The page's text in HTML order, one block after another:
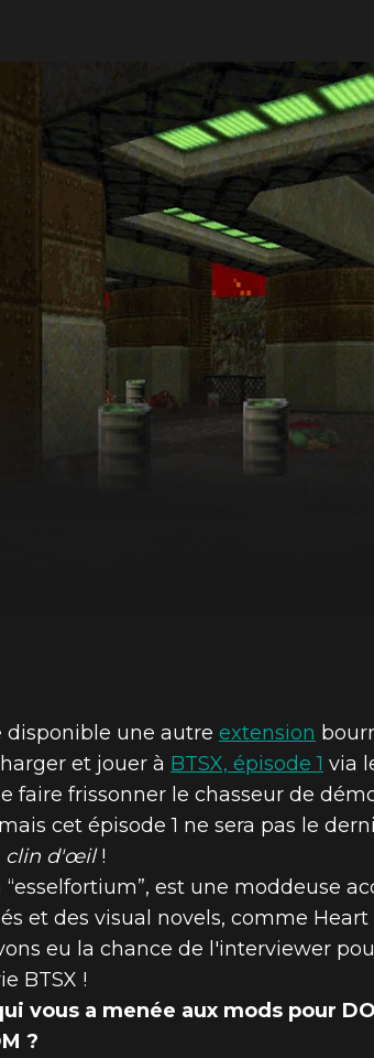
disponible une autre extension
et jouer à BTSX, épisode 1 via
faire frissonner le chasseur de
cet épisode 1 ne sera pas le
clin d'œil!
“esselfortium”, est une moddeuse
et des visual novels, comme
eu la chance de l'interviewer
BTSX !
vous a menée aux mods pour
?